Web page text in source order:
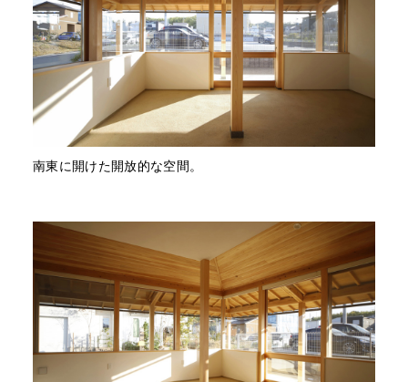
南東に開けた開放的な空間。